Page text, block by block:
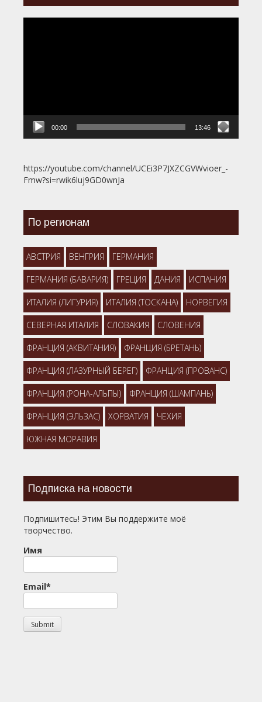
00:00 13:46
https://youtube.com/channel/UCEi3P7JXZCGVWvioer_-
Fmw?si=rwik6luj9GD0wnJa
По регионам
АВСТРИЯ ВЕНГРИЯ ГЕРМАНИЯ
ГЕРМАНИЯ (БАВАРИЯ) ГРЕЦИЯ ДАНИЯ ИСПАНИЯ
ИТАЛИЯ (ЛИГУРИЯ) ИТАЛИЯ (ТОСКАНА) НОРВЕГИЯ
СЕВЕРНАЯ ИТАЛИЯ СЛОВАКИЯ СЛОВЕНИЯ
ФРАНЦИЯ (АКВИТАНИЯ) ФРАНЦИЯ (БРЕТАНЬ)
ФРАНЦИЯ (ЛАЗУРНЫЙ БЕРЕГ) ФРАНЦИЯ (ПРОВАНС)
ФРАНЦИЯ (РОНА-АЛЬПЫ) ФРАНЦИЯ (ШАМПАНЬ)
ФРАНЦИЯ (ЭЛЬЗАС) ХОРВАТИЯ ЧЕХИЯ
ЮЖНАЯ МОРАВИЯ
Подписка на новости
Подпишитесь! Этим Вы поддержите моё
творчество.
Имя
Email*